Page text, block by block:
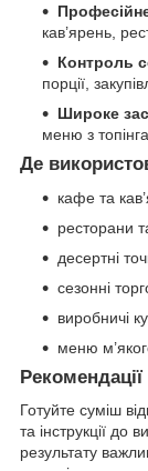
кав’ярень,
Контроль
порції,
Широке
меню з
Де
кафе та
ресторани
десертні
сезонні
виробничі
меню
Готуйте суміш
та інструкції до
результату